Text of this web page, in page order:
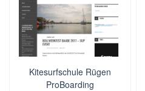
Kitesurfschule Rügen
ProBoarding